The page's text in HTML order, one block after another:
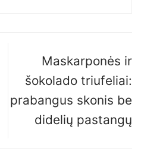
Maskarponės ir
šokolado triufeliai:
prabangus skonis be
didelių pastangų